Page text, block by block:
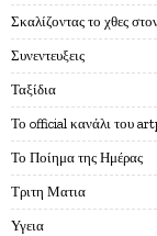
Σκαλίζοντας το χθες
Συνεντευξεις
Ταξίδια
Το official κανάλι του
Το Ποίημα της Ημέρας
Τριτη Ματια
Υγεια